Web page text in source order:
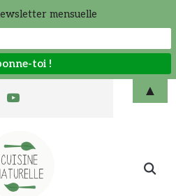
youtube
Search
mensuelle
▲